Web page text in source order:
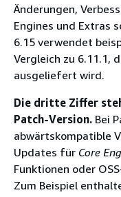
Änderungen,
Engines und Extras
6.15 verwendet
Vergleich zu 6.11.1,
ausgeliefert wird.
Die dritte Ziffer
Patch-Version. Bei
abwärtskompatible
Updates für Core
Funktionen oder
Zum Beispiel